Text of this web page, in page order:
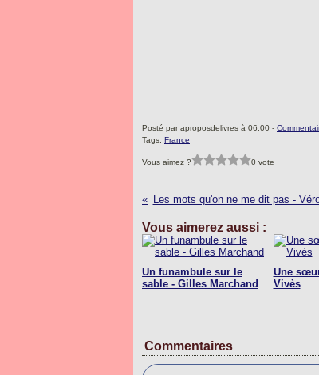
Posté par aproposdelivres à 06:00 -
Tags: France
Vous aimez ? 0 vote
Les mots qu'on ne me dit pas -
Vous aimerez aussi :
Un funambule sur le
sable - Gilles Marchand
Une
Vivès
Commentaires